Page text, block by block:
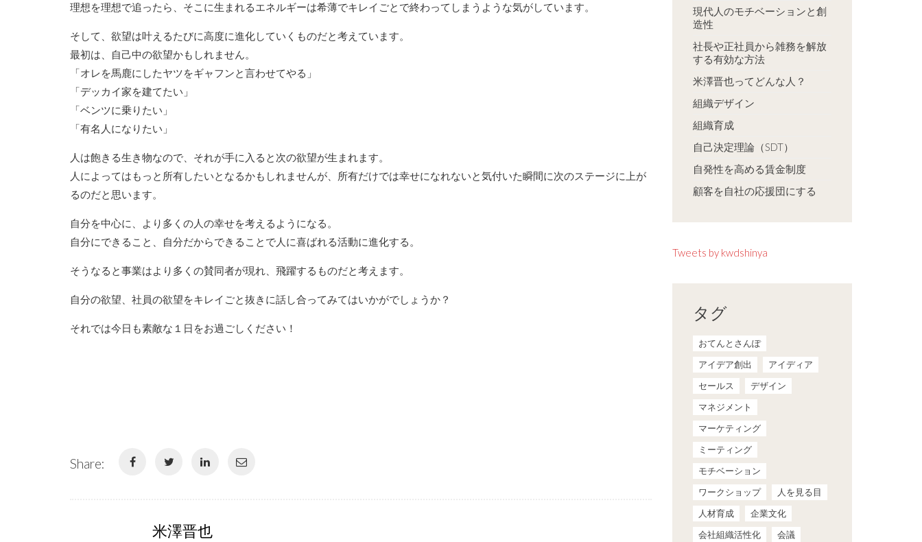
理想を理想で追ったら、そこに生まれるエネルギーは希薄でキレイごとで終わってしまうような気がしています。
そして、欲望は叶えるたびに高度に進化していくものだと考えています。
最初は、自己中の欲望かもしれません。
「オレを馬鹿にしたヤツをギャフンと言わせてやる」
「デッカイ家を建てたい」
「ベンツに乗りたい」
「有名人になりたい」
人は飽きる生き物なので、それが手に入ると次の欲望が生まれます。
人によってはもっと所有したいとなるかもしれませんが、所有だけでは幸せになれないと気付いた瞬間に次のステージに上が
るのだと思います。
自分を中心に、より多くの人の幸せを考えるようになる。
自分にできること、自分だからできることで人に喜ばれる活動に進化する。
そうなると事業はより多くの賛同者が現れ、飛躍するものだと考えます。
自分の欲望、社員の欲望をキレイごと抜きに話し合ってみてはいかがでしょうか？
それでは今日も素敵な１日をお過ごしください！
Share:
米澤晋也
現代人のモチベーションと創
造性
社長や正社員から雑務を解放
する有効な方法
米澤晋也ってどんな人？
組織デザイン
組織育成
自己決定理論（SDT）
自発性を高める賃金制度
顧客を自社の応援団にする
Tweets by kwdshinya
タグ
おてんとさんぽ
アイデア創出
アイディア
セールス
デザイン
マネジメント
マーケティング
ミーティング
モチベーション
ワークショップ
人を見る目
人材育成
企業文化
会社組織活性化
会議